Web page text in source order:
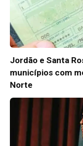
Jordão e Santa
municípios com
Norte